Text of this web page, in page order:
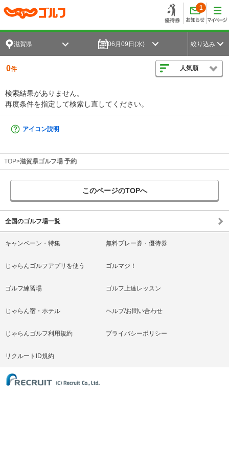
1
滋賀県 06月09日(水) 絞り込み
0件 人気順
検索結果がありません。
再度条件を指定して検索し直してください。
アイコン説明
TOP 滋賀県ゴルフ場 予約
このページのTOPへ
全国のゴルフ場一覧
キャンペーン・特集 無料プレー券・優待券
じゃらんゴルフアプリを使う ゴルマジ！
ゴルフ練習場 ゴルフ上達レッスン
じゃらん宿・ホテル ヘルプ/お問い合わせ
じゃらんゴルフ利用規約 プライバシーポリシー
リクルートID規約